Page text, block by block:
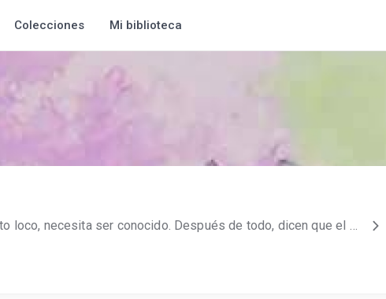
Colecciones Mi biblioteca
•Todo pensamiento loco, necesita ser conocido. Después de todo, dicen que el mundo es para locos valientes. •••